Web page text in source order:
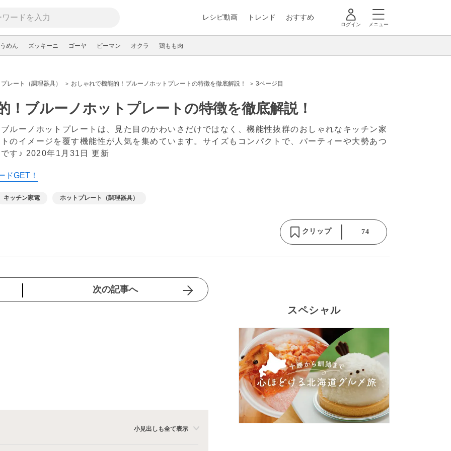
レシピ動画 トレンド おすすめ
ログイン メニュー
めん ズッキーニ ゴーヤ ピーマン オクラ 鶏もも肉
レート（調理器具） おしゃれで機能的！ブルーノホットプレートの特徴を徹底解説！ 3ページ目
！ブルーノホットプレートの特徴を徹底解説！
ルーノホットプレートは、見た目のかわいさだけではなく、機能性抜群のおしゃれなキッチン家
のイメージを覆す機能性が人気を集めています。サイズもコンパクトで、パーティーや大勢あつ
す♪ 2020年1月31日 更新
ドGET！
キッチン家電 ホットプレート（調理器具）
クリップ 74
次の記事へ
小見出しも全て表示
スペシャル